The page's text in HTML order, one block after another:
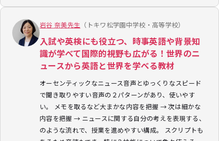
岩谷 奈美先生 （トキワ松学園中学校・高等学校）
入試や英検にも役立つ、時事英語や背景知
識が学べて国際的視野も広がる！世界のニ
ュースから英語と世界を学べる教材
オーセンティックなニュース音声とゆっくりなスピード
で聞き取りやすい音声の２パターンがあり、使いやす
い。 メモを取るなど大まかな内容を把握 → 次は細かな
内容を把握 → ニュースに関する自分の考えを表現する、
のような流れで、授業を進めやすい構成。 スクリプトも